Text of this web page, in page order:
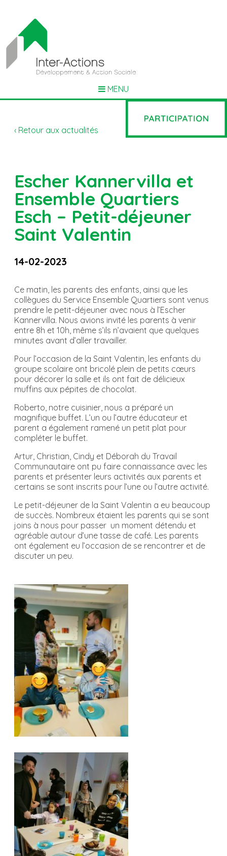
MENU
‹ Retour aux actualités
Escher Kannervilla et
Ensemble Quartiers
Esch – Petit-déjeuner
Saint Valentin
14-02-2023
Ce matin, les parents des enfants, ainsi que les
collègues du Service Ensemble Quartiers sont venus
prendre le petit-déjeuner avec nous à l’Escher
Kannervilla. Nous avions invité les parents à venir
entre 8h et 10h, même s’ils n’avaient que quelques
minutes avant d’aller travailler.
Pour l’occasion de la Saint Valentin, les enfants du
groupe scolaire ont bricolé plein de petits cœurs
pour décorer la salle et ils ont fait de délicieux
muffins aux pépites de chocolat.
Roberto, notre cuisinier, nous a préparé un
magnifique buffet. L’un ou l’autre éducateur et
parent a également ramené un petit plat pour
compléter le buffet.
Artur, Christian, Cindy et Déborah du Travail
Communautaire ont pu faire connaissance avec les
parents et présenter leurs activités aux parents et
certains se sont inscrits pour l’une ou l’autre activité.
Le petit-déjeuner de la Saint Valentin a eu beaucoup
de succès. Nombreux étaient les parents qui se sont
joins à nous pour passer un moment détendu et
agréable autour d’une tasse de café. Les parents
ont également eu l’occasion de se rencontrer et de
discuter un peu.